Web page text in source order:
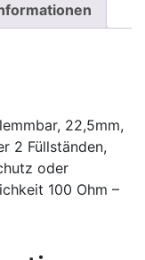
22,5mm,
2 Füllständen,
oder
100 Ohm –